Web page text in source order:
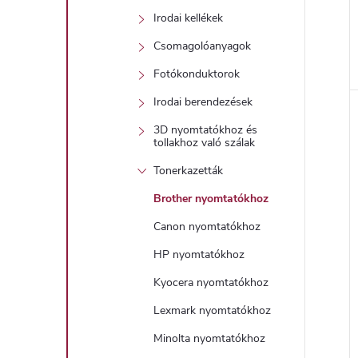
Irodai kellékek
Csomagolóanyagok
Fotókonduktorok
Irodai berendezések
3D nyomtatókhoz és
tollakhoz való szálak
Tonerkazetták
Brother nyomtatókhoz
Canon nyomtatókhoz
HP nyomtatókhoz
Kyocera nyomtatókhoz
Lexmark nyomtatókhoz
Minolta nyomtatókhoz
l